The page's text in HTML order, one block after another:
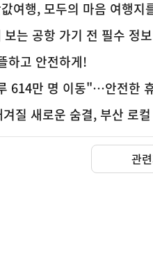
여행, 모두의 마음 여행지
보는 공항 가기 전 필수 정
하고 안전하게!
614만 명 이동"…안전한
질 새로운 숨결, 부산 로
관